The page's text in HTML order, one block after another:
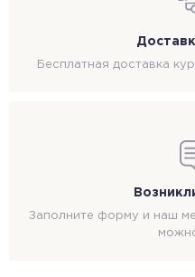
Бесплатная доставка
Заполните форму и наш